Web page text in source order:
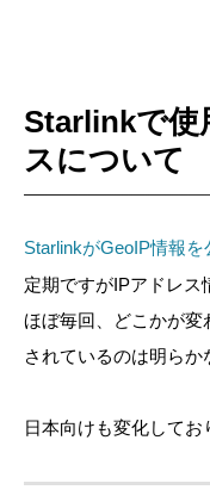
Starlinkで使
スについて
StarlinkがGeoIP情報を
定期ですがIPアドレス
ほぼ毎回、どこかが変
されているのは明らか
日本向けも変化してお